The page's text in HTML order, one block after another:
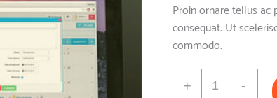
Proin ornare tellus ac
consequat. Ut
commodo.
+
Graphics -